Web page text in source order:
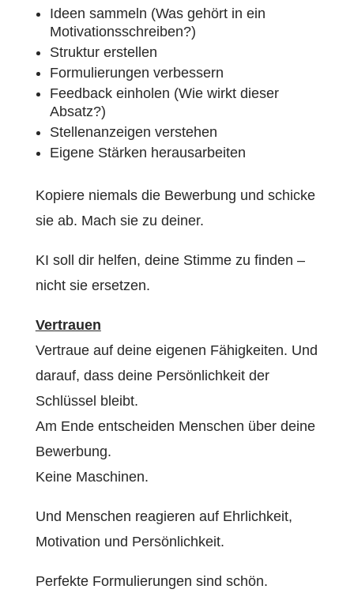
Ideen sammeln (Was gehört in ein
Motivationsschreiben?)
Struktur erstellen
Formulierungen verbessern
Feedback einholen (Wie wirkt dieser
Absatz?)
Stellenanzeigen verstehen
Eigene Stärken herausarbeiten
Kopiere niemals die Bewerbung und schicke
sie ab. Mach sie zu deiner.
KI soll dir helfen, deine Stimme zu finden –
nicht sie ersetzen.
Vertrauen
Vertraue auf deine eigenen Fähigkeiten. Und
darauf, dass deine Persönlichkeit der
Schlüssel bleibt.
Am Ende entscheiden Menschen über deine
Bewerbung.
Keine Maschinen.
Und Menschen reagieren auf Ehrlichkeit,
Motivation und Persönlichkeit.
Perfekte Formulierungen sind schön.